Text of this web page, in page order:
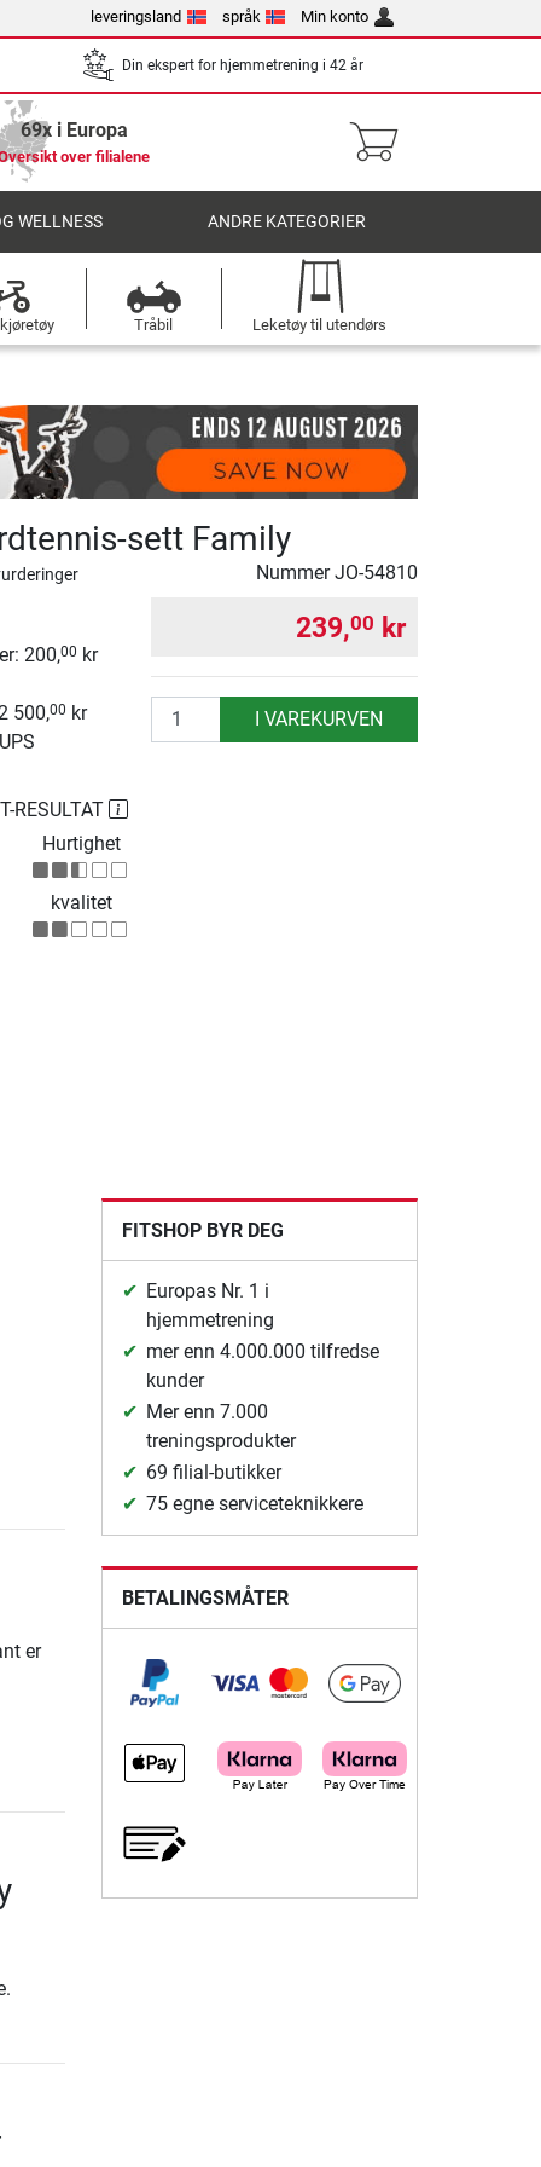
leveringsland språk Min konto
Din ekspert for hjemmetrening i 42 år
69x i Europa
over filialene
WELLNESS ANDRE KATEGORIER
Tråbil Leketøy til utendørs
sett Family
NummerJO-54810
200,00 kr
500,00 kr
239,00 kr
antall I VAREKURVEN
RESULTAT
Hurtighet
kvalitet
er
FITSHOP BYR DEG
Europas Nr. 1 i
hjemmetrening
mer enn 4.000.000 tilfredse
kunder
Mer enn 7.000
treningsprodukter
69 filial-butikker
75 egne serviceteknikkere
BETALINGSMÅTER